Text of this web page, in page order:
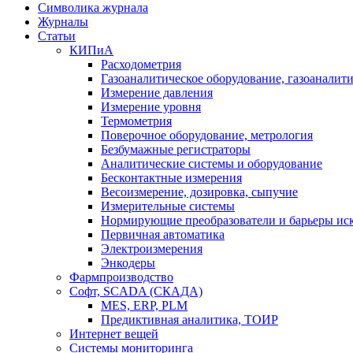
Символика журнала
Журналы
Статьи
КИПиА
Расходометрия
Газоаналитическое оборудование,
Измерение давления
Измерение уровня
Термометрия
Поверочное оборудование, метрология
Безбумажные регистраторы
Аналитические системы и оборудование
Бесконтактные измерения
Весоизмерение, дозировка, сыпучие
Измерительные системы
Нормирующие преобразователи и барьеры
Первичная автоматика
Электроизмерения
Энкодеры
Фармпроизводство
Софт, SCADA (СКАДА)
MES, ERP, PLM
Предиктивная аналитика, ТОИР
Интернет вещей
Системы мониторинга